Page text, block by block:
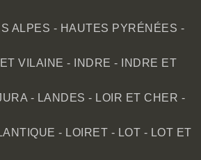
ALPES - HAUTES PYRÉNÉES -
ET VILAINE - INDRE - INDRE ET
- LANDES - LOIR ET CHER -
- LOIRET - LOT - LOT ET